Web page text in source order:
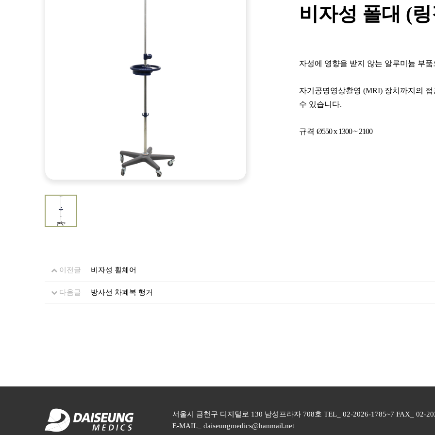
비자성 폴대 (
자성에 영향을 받지 않는 알루미늄 부
자기공명영상촬영 (MRI) 장치까지의
수 있습니다.
규격 Ø550 x 1300 ~ 2100
이전글 비자성 휠체어
다음글 방사선 차폐복 행거
서울시 금천구 디지털로 130 남성프라자 708호 TEL_ 02-2026-1785~7 FAX_ 02-
E-MAIL_ daiseungmedics@hanmail.net